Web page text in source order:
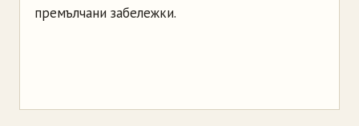
премълчани забележки.